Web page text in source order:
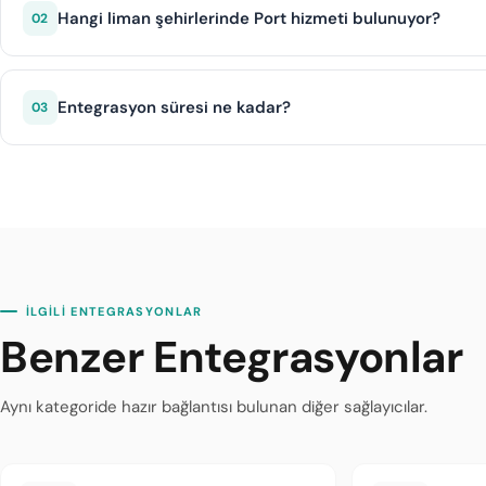
02 Hangi liman şehirlerinde Port hizmeti bulunuyor?
Port, Türkiye'nin önemli kıyı şehirleri ve liman
03 Entegrasyon süresi ne kadar?
İLGİLİ ENTEGRASYONLAR
Benzer Entegrasyonlar
Aynı kategoride hazır bağlantısı bulunan diğer sağlayıcılar.